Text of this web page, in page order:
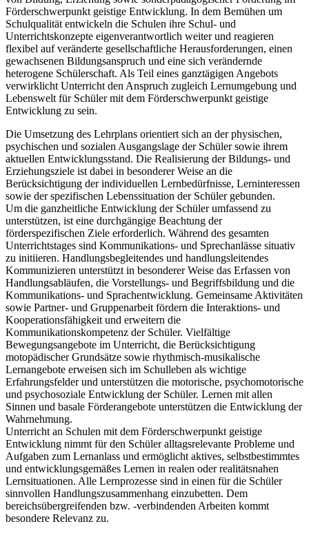
Förderschwerpunkt geistige Entwicklung. In dem Bemühen um
Schulqualität entwickeln die Schulen ihre Schul- und
Unterrichtskonzepte eigenverantwortlich weiter und reagieren
flexibel auf veränderte gesellschaftliche Herausforderungen, einen
gewachsenen Bildungsanspruch und eine sich verändernde
heterogene Schülerschaft. Als Teil eines ganztägigen Angebots
verwirklicht Unterricht den Anspruch zugleich Lernumgebung und
Lebenswelt für Schüler mit dem Förderschwerpunkt geistige
Entwicklung zu sein.
Die Umsetzung des Lehrplans orientiert sich an der physischen,
psychischen und sozialen Ausgangslage der Schüler sowie ihrem
aktuellen Entwicklungsstand. Die Realisierung der Bildungs- und
Erziehungsziele ist dabei in besonderer Weise an die
Berücksichtigung der individuellen Lernbedürfnisse, Lerninteressen
sowie der spezifischen Lebenssituation der Schüler gebunden.
Um die ganzheitliche Entwicklung der Schüler umfassend zu
unterstützen, ist eine durchgängige Beachtung der
förderspezifischen Ziele erforderlich. Während des gesamten
Unterrichtstages sind Kommunikations- und Sprechanlässe situativ
zu initiieren. Handlungsbegleitendes und handlungsleitendes
Kommunizieren unterstützt in besonderer Weise das Erfassen von
Handlungsabläufen, die Vorstellungs- und Begriffsbildung und die
Kommunikations- und Sprachentwicklung. Gemeinsame Aktivitäten
sowie Partner- und Gruppenarbeit fördern die Interaktions- und
Kooperationsfähigkeit und erweitern die
Kommunikationskompetenz der Schüler. Vielfältige
Bewegungsangebote im Unterricht, die Berücksichtigung
motopädischer Grundsätze sowie rhythmisch-musikalische
Lernangebote erweisen sich im Schulleben als wichtige
Erfahrungsfelder und unterstützen die motorische, psychomotorische
und psychosoziale Entwicklung der Schüler. Lernen mit allen
Sinnen und basale Förderangebote unterstützen die Entwicklung der
Wahrnehmung.
Unterricht an Schulen mit dem Förderschwerpunkt geistige
Entwicklung nimmt für den Schüler alltagsrelevante Probleme und
Aufgaben zum Lernanlass und ermöglicht aktives, selbstbestimmtes
und entwicklungsgemäßes Lernen in realen oder realitätsnahen
Lernsituationen. Alle Lernprozesse sind in einen für die Schüler
sinnvollen Handlungszusammenhang einzubetten. Dem
bereichsübergreifenden bzw. -verbindenden Arbeiten kommt
besondere Relevanz zu.